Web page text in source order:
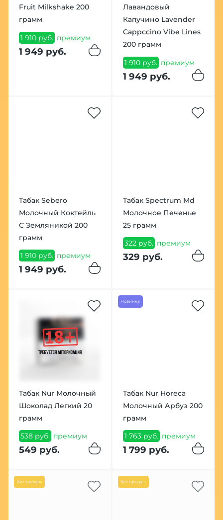
Fruit Milkshake 200
грамм
1 910 руб. премиум
1 949 руб.
Лавандовый
Капучино Lavender
Cappccino Vibe Lines
200 грамм
1 910 руб. премиум
1 949 руб.
Табак Sebero
Молочный Коктейль
С Земляникой 200
грамм
1 910 руб. премиум
1 949 руб.
Табак Spectrum Md
Молочное Печенье
25 грамм
322 руб. премиум
329 руб.
Табак Nur Молочный
Шоколад Легкий 20
грамм
538 руб. премиум
549 руб.
Новинка
Табак Nur Horeca
Молочный Арбуз 200
грамм
1 763 руб. премиум
1 799 руб.
Хит продаж Хит продаж